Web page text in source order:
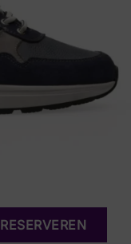
RESERVEREN